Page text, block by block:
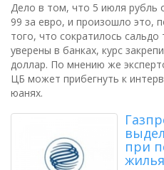
Дело в том, что 5 июля рубль
99 за евро, и произошло это,
того, что сократилось сальдо
уверены в банках, курс
доллар. По мнению же
ЦБ может прибегнуть к
юанях.
при
жилья